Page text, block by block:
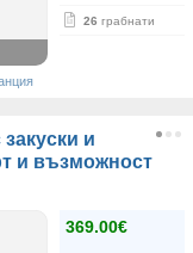
26 грабнати
и
и възможност
369.00€